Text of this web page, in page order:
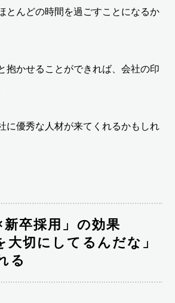
とんどの時間を過ごすことになるか
抱かせることができれば、会社の印
に優秀な人材が来てくれるかもしれ
新卒採用」の効果
切にしてるんだな」
る